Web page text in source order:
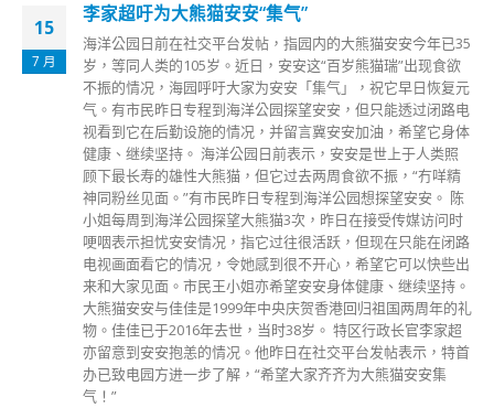
15
7 月
李家超吁为大熊猫安安“集气”
海洋公园日前在社交平台发帖，指园内的大熊猫安安今年已35
岁，等同人类的105岁。近日，安安这“百岁熊猫瑞”出现食欲
不振的情况，海园呼吁大家为安安「集气」，祝它早日恢复元
气。有市民昨日专程到海洋公园探望安安，但只能透过闭路电
视看到它在后勤设施的情况，并留言冀安安加油，希望它身体
健康、继续坚持。 海洋公园日前表示，安安是世上于人类照
顾下最长寿的雄性大熊猫，但它过去两周食欲不振，“冇咩精
神同粉丝见面。”有市民昨日专程到海洋公园想探望安安。 陈
小姐每周到海洋公园探望大熊猫3次，昨日在接受传媒访问时
哽咽表示担忧安安情况，指它过往很活跃，但现在只能在闭路
电视画面看它的情况，令她感到很不开心，希望它可以快些出
来和大家见面。市民王小姐亦希望安安身体健康、继续坚持。
大熊猫安安与佳佳是1999年中央庆贺香港回归祖国两周年的礼
物。佳佳已于2016年去世，当时38岁。 特区行政长官李家超
亦留意到安安抱恙的情况。他昨日在社交平台发帖表示，特首
办已致电园方进一步了解，“希望大家齐齐为大熊猫安安集
气！”